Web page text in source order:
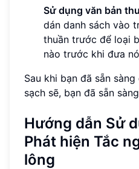
Sử dụng văn bản
dán danh sách vào
thuần trước để loại
nào trước khi đưa
Sau khi bạn đã sẵn sàng
sạch sẽ, bạn đã sẵn
Hướng dẫn Sử
Phát hiện Tắc
lông